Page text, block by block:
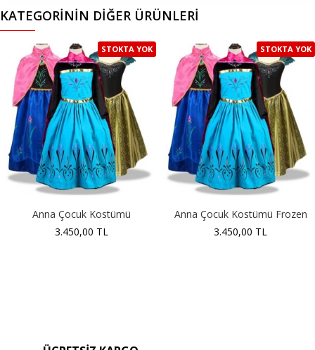
KATEGORININ DIĞER ÜRÜNLERI
STOKTA YOK
Anna Çocuk Kostümü
3.450,00 TL
STOKTA YOK
Anna Çocuk Kostümü Frozen
3.450,00 TL